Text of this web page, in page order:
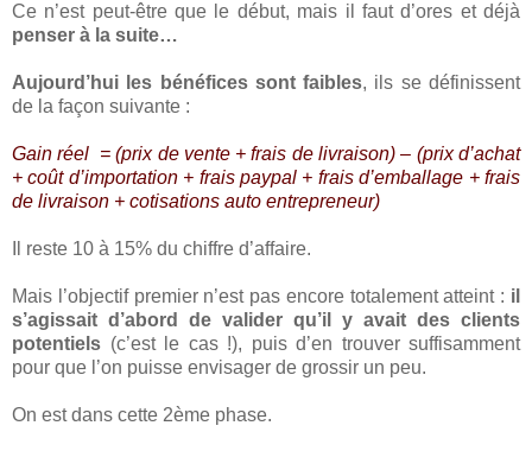
Ce n’est peut-être que le début, mais il faut d’ores et déjà
penser à la suite…
Aujourd’hui les bénéfices sont faibles, ils se définissent
de la façon suivante :
Gain réel = (prix de vente + frais de livraison) – (prix d’achat
+ coût d’importation + frais paypal + frais d’emballage + frais
de livraison + cotisations auto entrepreneur)
Il reste 10 à 15% du chiffre d’affaire.
Mais l’objectif premier n’est pas encore totalement atteint : il
s’agissait d’abord de valider qu’il y avait des clients
potentiels (c’est le cas !), puis d’en trouver suffisamment
pour que l’on puisse envisager de grossir un peu.
On est dans cette 2ème phase.